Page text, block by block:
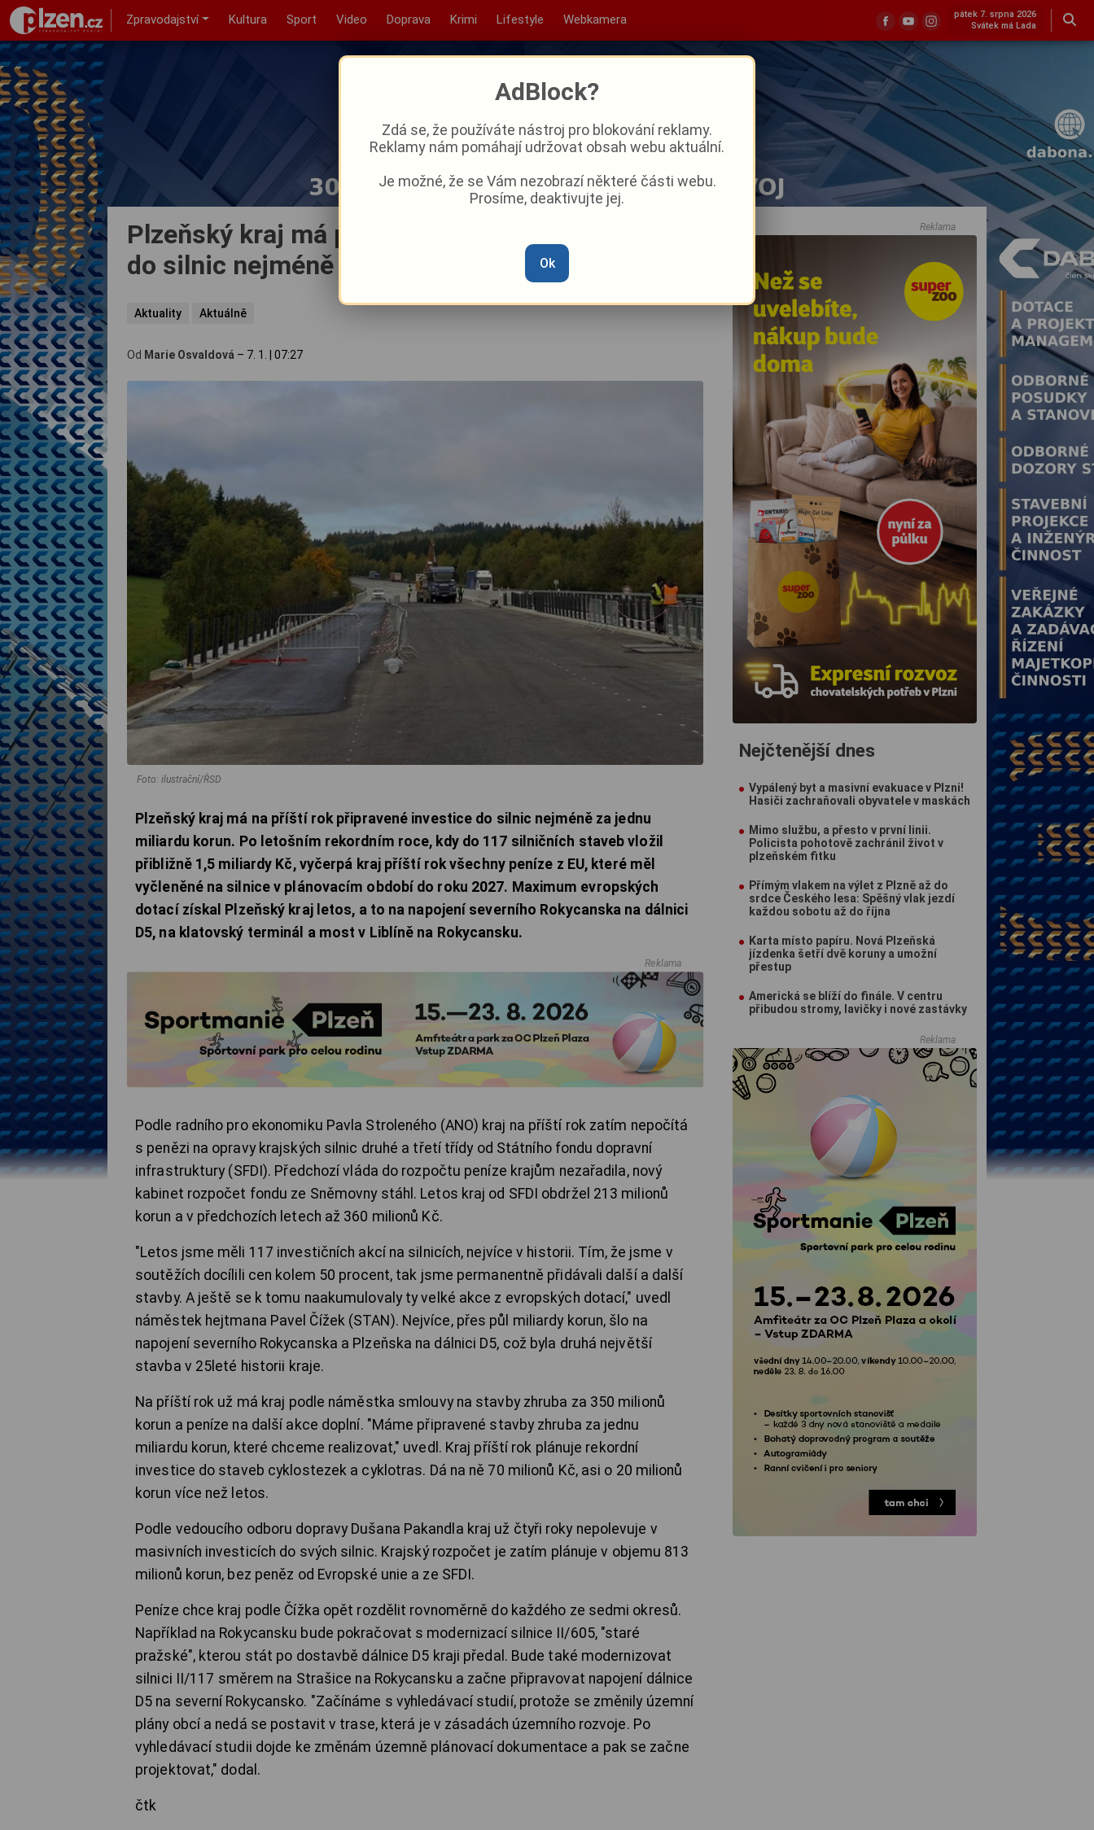
Zpravodajství Kultura Sport Video Doprava Krimi Lifestyle Webkamera
pátek 7. srpna 2026
Svátek má Lada
Plzeňský kraj má příští rok připravené investice
do silnic nejméně za miliardu
Aktuality Aktuálně
Od Marie Osvaldová – 7. 1. 07:27
Foto: ilustrační/ŘSD
Plzeňský kraj má na příští rok připravené investice do silnic nejméně za jednu
miliardu korun. Po letošním rekordním roce, kdy do 117 silničních staveb vložil
přibližně 1,5 miliardy Kč, vyčerpá kraj příští rok všechny peníze z EU, které měl
vyčleněné na silnice v plánovacím období do roku 2027. Maximum evropských
dotací získal Plzeňský kraj letos, a to na napojení severního Rokycanska na dálnici
D5, na klatovský terminál a most v Liblíně na Rokycansku.
Reklama
Podle radního pro ekonomiku Pavla Stroleného (ANO) kraj na příští rok zatím nepočítá
s penězi na opravy krajských silnic druhé a třetí třídy od Státního fondu dopravní
infrastruktury (SFDI). Předchozí vláda do rozpočtu peníze krajům nezařadila, nový
kabinet rozpočet fondu ze Sněmovny stáhl. Letos kraj od SFDI obdržel 213 milionů
korun a v předchozích letech až 360 milionů Kč.
"Letos jsme měli 117 investičních akcí na silnicích, nejvíce v historii. Tím, že jsme v
soutěžích docílili cen kolem 50 procent, tak jsme permanentně přidávali další a další
stavby. A ještě se k tomu naakumulovaly ty velké akce z evropských dotací," uvedl
náměstek hejtmana Pavel Čížek (STAN). Nejvíce, přes půl miliardy korun, šlo na
napojení severního Rokycanska a Plzeňska na dálnici D5, což byla druhá největší
stavba v 25leté historii kraje.
Na příští rok už má kraj podle náměstka smlouvy na stavby zhruba za 350 milionů
korun a peníze na další akce doplní. "Máme připravené stavby zhruba za jednu
miliardu korun, které chceme realizovat," uvedl. Kraj příští rok plánuje rekordní
investice do staveb cyklostezek a cyklotras. Dá na ně 70 milionů Kč, asi o 20 milionů
korun více než letos.
Podle vedoucího odboru dopravy Dušana Pakandla kraj už čtyři roky nepolevuje v
masivních investicích do svých silnic. Krajský rozpočet je zatím plánuje v objemu 813
milionů korun, bez peněz od Evropské unie a ze SFDI.
Peníze chce kraj podle Čížka opět rozdělit rovnoměrně do každého ze sedmi okresů.
Například na Rokycansku bude pokračovat s modernizací silnice II/605, "staré
pražské", kterou stát po dostavbě dálnice D5 kraji předal. Bude také modernizovat
silnici II/117 směrem na Strašice na Rokycansku a začne připravovat napojení dálnice
D5 na severní Rokycansko. "Začínáme s vyhledávací studií, protože se změnily územní
plány obcí a nedá se postavit v trase, která je v zásadách územního rozvoje. Po
vyhledávací studii dojde ke změnám územně plánovací dokumentace a pak se začne
projektovat," dodal.
čtk
Reklama
Nejčtenější dnes
Vypálený byt a masivní evakuace v Plzni!
Hasiči zachraňovali obyvatele v maskách
Mimo službu, a přesto v první linii.
Policista pohotově zachránil život v
plzeňském fitku
Přímým vlakem na výlet z Plzně až do
srdce Českého lesa: Spěšný vlak jezdí
každou sobotu až do října
Karta místo papíru. Nová Plzeňská
jízdenka šetří dvě koruny a umožní
přestup
Americká se blíží do finále. V centru
přibudou stromy, lavičky i nové zastávky
Reklama
AdBlock?
Zdá se, že používáte nástroj pro blokování reklamy.
Reklamy nám pomáhají udržovat obsah webu aktuální.
Je možné, že se Vám nezobrazí některé části webu.
Prosíme, deaktivujte jej.
Ok